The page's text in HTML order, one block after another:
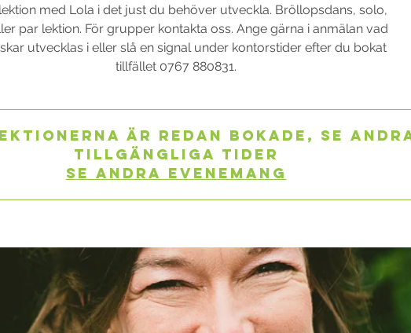
med Lola i det just du behöver utveckla. Bröllopsdans, solo,
par lektion. För grupper kontakta oss. Ange gärna i anmälan vad
utvecklas i eller slå en signal under kontorstider efter du bokat
tillfället 0767 880831.
är redan bokade, se
tillgängliga tider
Se andra evenemang